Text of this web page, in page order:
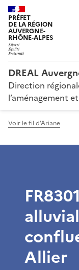
PRÉFET
DE LA RÉGION
AUVERGNE-
RHÔNE-ALPES
DREAL
Direction
l’aménagement
Voir le fil d'Ariane
Allier